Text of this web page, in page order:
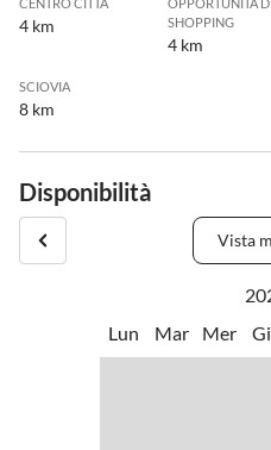
4 km
SHOPPING
4 km
SCIOVIA
8 km
Disponibilità
Vista
Lun
Mar Mer